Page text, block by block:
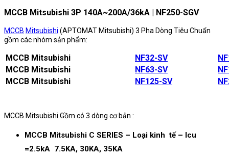
MCCB Mitsubishi 3P 140A~200A/36kA | NF250-SGV
MCCB Mitsubishi (APTOMAT Mitsubishi) 3 Pha Dòng Tiêu Chuẩn
gồm các nhóm sản phẩm:
MCCB Mitsubishi NF32-SV
MCCB Mitsubishi
NF63-SV
MCCB Mitsubishi
NF125-SV
MCCB Mitsubishi Gồm có 3 dòng cơ bản :
MCCB Mitsubishi C SERIES – Loại kinh tế – Icu
=2.5kA 7.5KA, 30KA, 35KA